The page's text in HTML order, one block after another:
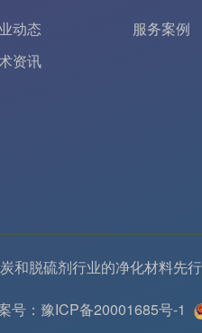
动态
资讯
服务案例
和脱硫剂行业的净化材料先
号：豫ICP备20001685号-1